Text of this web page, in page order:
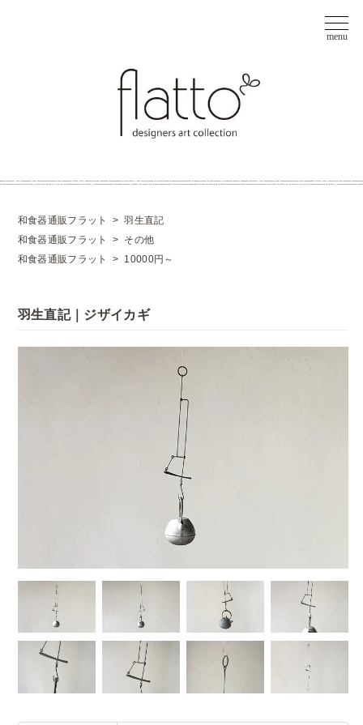
和食器通販フラット >羽生直記
和食器通販フラット
> その他
和食器通販フラット
> 10000円～
羽生直記｜ジザイカギ